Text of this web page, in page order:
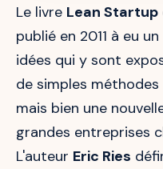
Le livre Lean Startup
publié en 2011 à eu
idées qui y sont
de simples
mais bien une
grandes entreprises
L'auteur Eric Ries